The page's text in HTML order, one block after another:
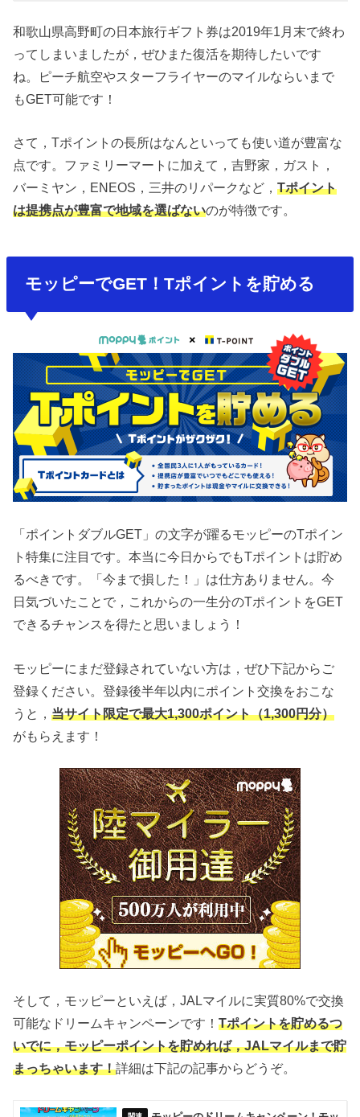
和歌山県高野町の日本旅行ギフト券は2019年1月末で終わ
ってしまいましたが，ぜひまた復活を期待したいです
ね。ピーチ航空やスターフライヤーのマイルならいまで
もGET可能です！
さて，Tポイントの長所はなんといっても使い道が豊富な
点です。ファミリーマートに加えて，吉野家，ガスト，
バーミヤン，ENEOS，三井のリパークなど，Tポイント
は提携点が豊富で地域を選ばないのが特徴です。
モッピーでGET！Tポイントを貯める
「ポイントダブルGET」の文字が躍るモッピーのTポイン
ト特集に注目です。本当に今日からでもTポイントは貯め
るべきです。「今まで損した！」は仕方ありません。今
日気づいたことで，これからの一生分のTポイントをGET
できるチャンスを得たと思いましょう！
モッピーにまだ登録されていない方は，ぜひ下記からご
登録ください。登録後半年以内にポイント交換をおこな
うと，当サイト限定で最大1,300ポイント（1,300円分）
がもらえます！
そして，モッピーといえば，JALマイルに実質80%で交換
可能なドリームキャンペーンです！Tポイントを貯めるつ
いでに，モッピーポイントを貯めれば，JALマイルまで貯
まっちゃいます！詳細は下記の記事からどうぞ。